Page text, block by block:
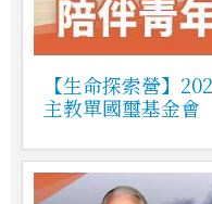
【生命探索營】
主教單國璽基金會